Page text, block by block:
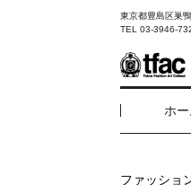
東京都豊島区巣
TEL 03-3946-
ホ
ファッショ